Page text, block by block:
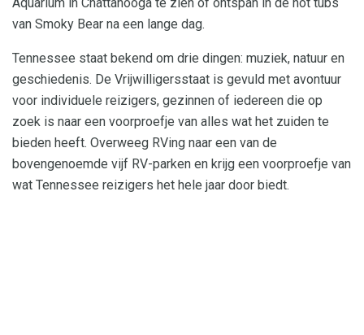
van Smoky Bear na een lange dag.
Tennessee staat bekend om drie dingen: muziek, natuur en
geschiedenis. De Vrijwilligersstaat is gevuld met avontuur
voor individuele reizigers, gezinnen of iedereen die op
zoek is naar een voorproefje van alles wat het zuiden te
bieden heeft. Overweeg RVing naar een van de
bovengenoemde vijf RV-parken en krijg een voorproefje van
wat Tennessee reizigers het hele jaar door biedt.